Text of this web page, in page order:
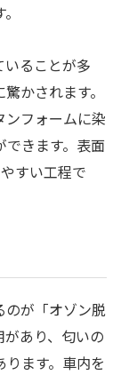
ることが多
かされます。
ンフォームに染
できます。表面
すい工程で
のが「オゾン脱
あり、匂いの
ます。車内を